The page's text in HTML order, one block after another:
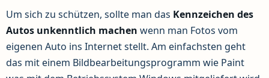
Um sich zu schützen, sollte man das Kennzeichen des
Autos unkenntlich machen wenn man Fotos vom
eigenen Auto ins Internet stellt. Am einfachsten geht
das mit einem Bildbearbeitungsprogramm wie Paint